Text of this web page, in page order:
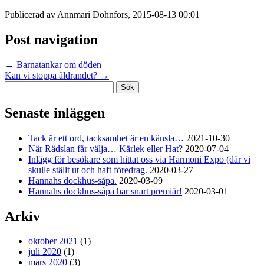
Publicerad av Annmari Dohnfors, 2015-08-13 00:01
Post navigation
← Barnatankar om döden
Kan vi stoppa åldrandet? →
efter:
Senaste inläggen
Tack är ett ord, tacksamhet är en känsla… 2021-10-30
När Rädslan får välja… Kärlek eller Hat? 2020-07-04
Inlägg för besökare som hittat oss via Harmoni Expo (där vi
skulle ställt ut och haft föredrag. 2020-03-27
Hannahs dockhus-såpa. 2020-03-09
Hannahs dockhus-såpa har snart premiär! 2020-03-01
Arkiv
oktober 2021 (1)
juli 2020 (1)
mars 2020 (3)